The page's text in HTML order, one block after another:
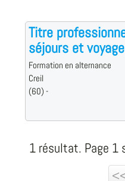
Titre
séjours et
Formation en alternance
Creil
(60) -
1 résultat. Page 1